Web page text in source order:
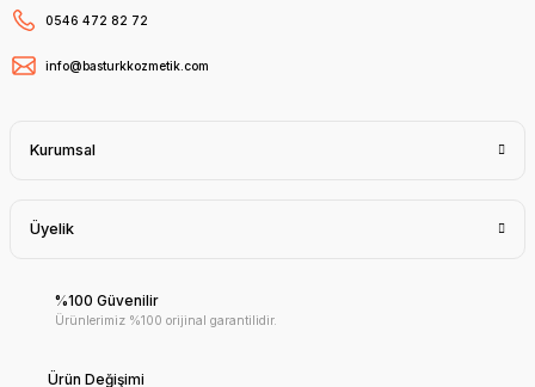
0546 472 82 72
info@basturkkozmetik.com
Kurumsal
Üyelik
%100 Güvenilir
Ürünlerimiz %100 orijinal garantilidir.
Ürün Değişimi